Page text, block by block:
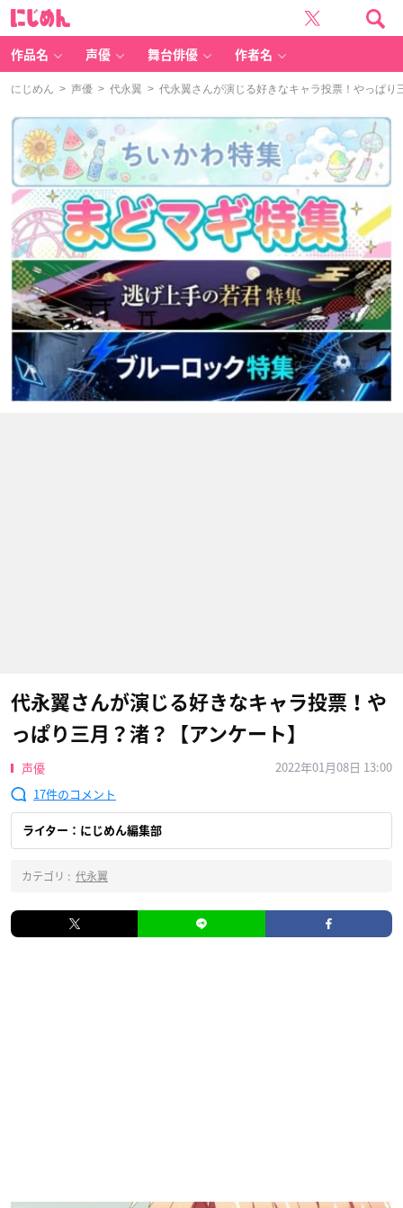
作品名 声優 舞台俳優 作者名
にじめん > 声優 > 代永翼 > 代永翼さんが演じる好きなキャラ投票！やっぱり
代永翼さんが演じる好きなキャラ投票！や
っぱり三月？渚？【アンケート】
声優
2022年01月08日 13:00
17
ライター：にじめん編集部
カテゴリ : 代永翼